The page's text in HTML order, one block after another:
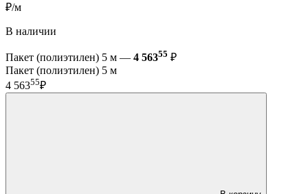
₽/м
В наличии
Пакет (полиэтилен) 5 м — 4 56355 ₽
Пакет (полиэтилен) 5 м
4 56355₽